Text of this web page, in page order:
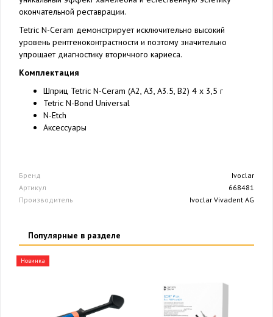
окончательной реставрации.
Tetric N-Ceram демонстрирует исключительно высокий
уровень рентгеноконтрастности и поэтому значительно
упрощает диагностику вторичного кариеса.
Комплектация
Шприц Tetric N-Ceram (A2, A3, A3.5, B2) 4 x 3,5 г
Tetric N-Bond Universal
N-Etch
Аксессуары
Бренд
Ivoclar
Артикул
668481
Производитель
Ivoclar Vivadent AG
Популярные в разделе
Новинка